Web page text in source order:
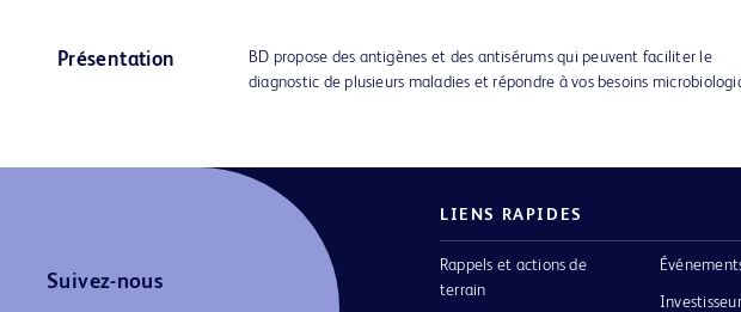
Présentation
BD propose des antigènes et des antisérums qui peuvent faciliter le
diagnostic de plusieurs maladies et répondre à vos besoins
Suivez-nous
LIENS RAPIDES
Rappels et actions de
terrain